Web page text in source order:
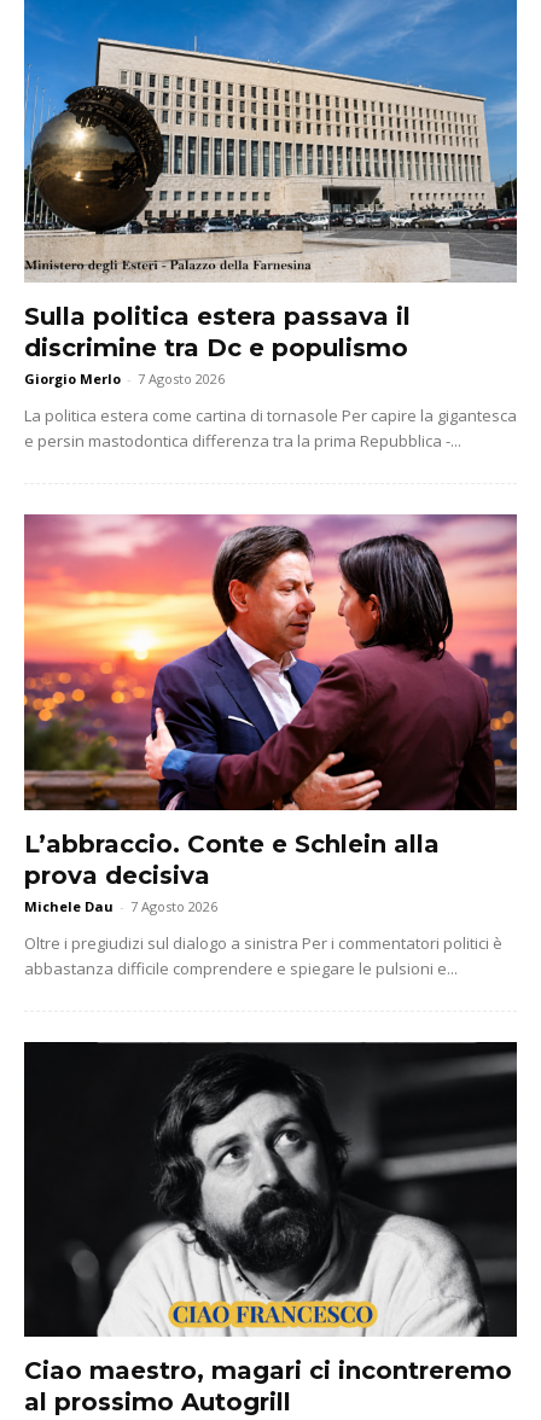
Sulla politica estera passava il
discrimine tra Dc e populismo
Giorgio Merlo - 7 Agosto 2026
La politica estera come cartina di tornasole Per capire la gigantesca
e persin mastodontica differenza tra la prima Repubblica -...
L’abbraccio. Conte e Schlein alla
prova decisiva
Michele Dau - 7 Agosto 2026
Oltre i pregiudizi sul dialogo a sinistra Per i commentatori politici è
abbastanza difficile comprendere e spiegare le pulsioni e...
Ciao maestro, magari ci incontreremo
al prossimo Autogrill